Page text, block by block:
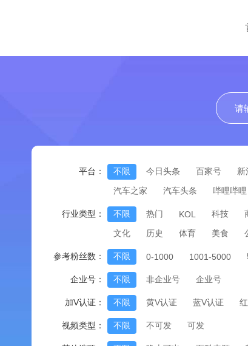
平台： 不限 今日头条 百家号 新
汽车之家
汽车头条 哔哩哔哩
行业类型： 不限 热门 KOL 科技
文化
历史 体育 美食
参考粉丝数： 不限 0-1000 1001-5000
企业号： 不限 非企业号 企业号
加V认证： 不限 黄V认证 蓝V认证
视频类型： 不限 不可发 可发